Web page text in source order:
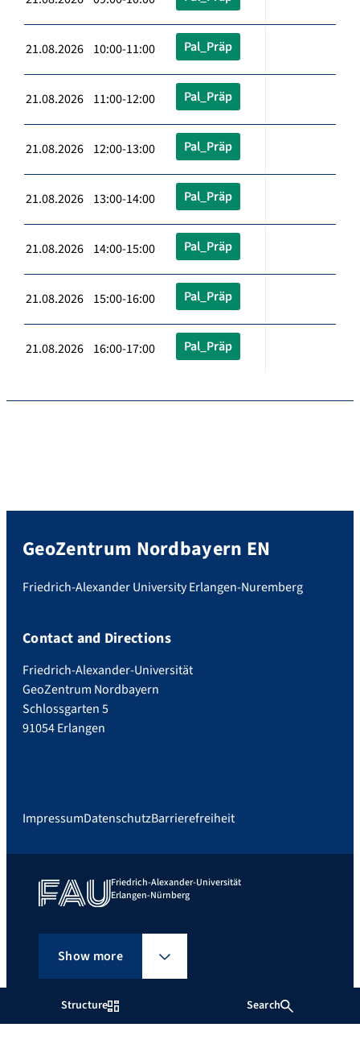
Structure Search
21.08.2026 10:00-11:00 Pal_Präp
21.08.2026 11:00-12:00 Pal_Präp
21.08.2026 12:00-13:00 Pal_Präp
21.08.2026 13:00-14:00 Pal_Präp
21.08.2026 14:00-15:00 Pal_Präp
21.08.2026 15:00-16:00 Pal_Präp
21.08.2026 16:00-17:00 Pal_Präp
GeoZentrum Nordbayern EN
Friedrich-Alexander University Erlangen-Nuremberg
Contact and Directions
Friedrich-Alexander-Universität
GeoZentrum Nordbayern
Schlossgarten 5
91054 Erlangen
ImpressumDatenschutzBarrierefreiheit
Friedrich-Alexander-Universität
Erlangen-Nürnberg
Show more